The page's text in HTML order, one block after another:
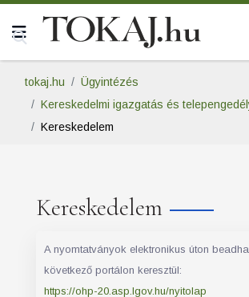
tokaj.hu
Ügyintézés
Kereskedelmi igazgatás és
Kereskedelem
Kereskedelem
A nyomtatványok elektronikus úton
következő portálon keresztül:
https://ohp-20.asp.lgov.hu/nyitolap